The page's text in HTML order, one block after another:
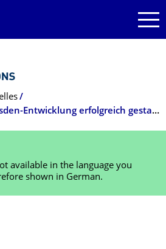
Pilotierung von TU Dresden-Entwicklung erfolgreich gestartet
available in the language you
shown in German.